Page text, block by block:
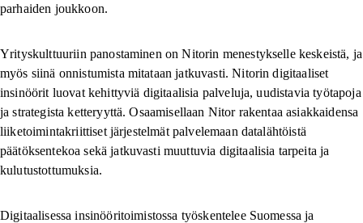
parhaiden joukkoon.
Yrityskulttuuriin panostaminen on Nitorin menestykselle keskeistä, ja
myös siinä onnistumista mitataan jatkuvasti. Nitorin digitaaliset
insinöörit luovat kehittyviä digitaalisia palveluja, uudistavia työtapoja
ja strategista ketteryyttä. Osaamisellaan Nitor rakentaa asiakkaidensa
liiketoimintakriittiset järjestelmät palvelemaan datalähtöistä
päätöksentekoa sekä jatkuvasti muuttuvia digitaalisia tarpeita ja
kulutustottumuksia.
Digitaalisessa insinööritoimistossa työskentelee Suomessa ja